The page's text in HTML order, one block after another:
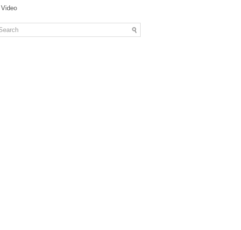
Video